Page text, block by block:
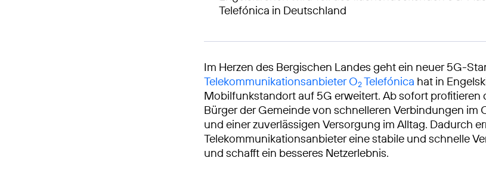
Telefónica in Deutschland
Im Herzen des Bergischen Landes geht ein neuer 5G-
Telekommunikationsanbieter O2Telefónica hat in
Mobilfunkstandort auf 5G erweitert. Ab sofort profitieren
Bürger der Gemeinde von schnelleren Verbindungen im
und einer zuverlässigen Versorgung im Alltag. Dadurch
Telekommunikationsanbieter eine stabile und schnelle
und schafft ein besseres Netzerlebnis.